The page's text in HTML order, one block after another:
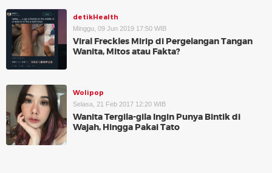
detikHealth
Minggu, 09 Jun 2019 17:50 WIB
Viral Freckles Mirip di Pergelangan Tangan
Wanita, Mitos atau Fakta?
Wolipop
Selasa, 21 Feb 2017 12:20 WIB
Wanita Tergila-gila Ingin Punya Bintik di
Wajah, Hingga Pakai Tato